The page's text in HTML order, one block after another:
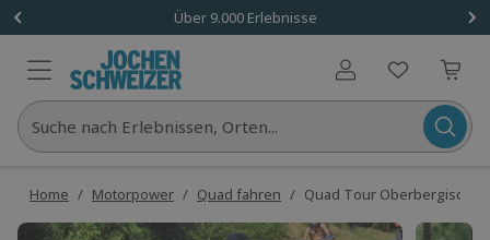
Über 9.000 Erlebnisse
Benutzerkonto
Suche nach Erlebnissen, Orten...
Home / Motorpower / Quad fahren / Quad Tour Oberbergisches